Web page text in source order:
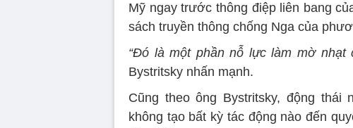
Mỹ ngay trước thông điệp liên bang
sách truyền thông chống Nga của
“Đó là một phần nỗ lực làm mờ nhạt
Bystritsky nhấn mạnh.
Cũng theo ông Bystritsky, động
không tạo bất kỳ tác động nào đến